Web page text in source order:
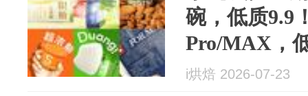
碗，低质9.9
Pro/MAX，
i烘焙 2026-07-23